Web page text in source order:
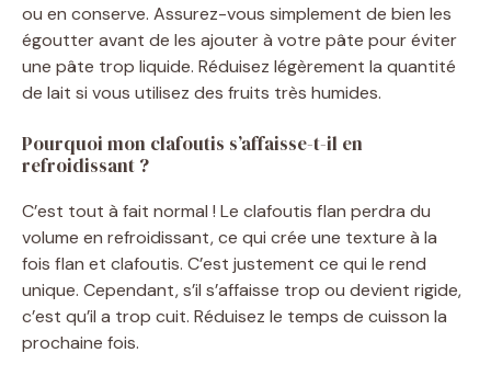
ou en conserve. Assurez-vous simplement de bien les
égoutter avant de les ajouter à votre pâte pour éviter
une pâte trop liquide. Réduisez légèrement la quantité
de lait si vous utilisez des fruits très humides.
Pourquoi mon clafoutis s’affaisse-t-il en
refroidissant ?
C’est tout à fait normal ! Le clafoutis flan perdra du
volume en refroidissant, ce qui crée une texture à la
fois flan et clafoutis. C’est justement ce qui le rend
unique. Cependant, s’il s’affaisse trop ou devient rigide,
c’est qu’il a trop cuit. Réduisez le temps de cuisson la
prochaine fois.